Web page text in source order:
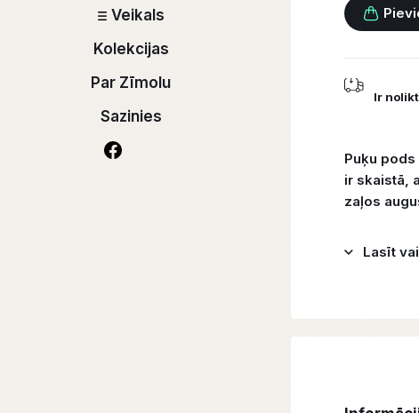
Veikals
Kolekcijas
Par Zīmolu
Sazinies
Ir
Puķu
ir skaistā,
zaļos
Lasīt